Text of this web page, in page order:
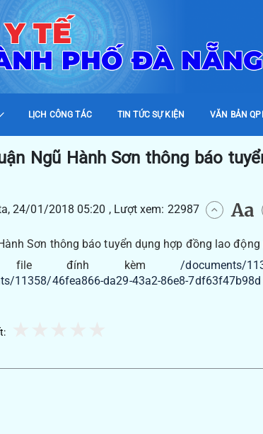
TẾ
PHỐ ĐÀ NẴNG
LỊCH CÔNG TÁC TIN TỨC SỰ KIỆN VĂN BẢN
Ngũ Hành Sơn thông báo
24/01/2018 05:20 , Lượt xem: 22987
Sơn thông báo tuyển dụng hợp đồng lao
file đính kèm/documents/
11358/46fea866-da29-43a2-86e8-7df63f47b98d